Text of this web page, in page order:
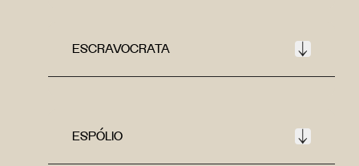
ESCRAVOCRATA
ESPÓLIO